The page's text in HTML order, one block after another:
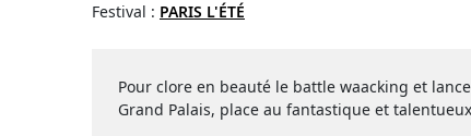
Festival : PARIS L'ÉTÉ
Pour clore en beauté le battle waacking et
Grand Palais, place au fantastique et talentueux